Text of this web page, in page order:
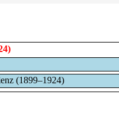
(1899–1924)